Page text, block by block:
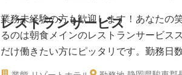
レストランサービス
業務未経験の方も歓迎します！あなたの
るのは朝食メインのレストランサービス
だけ働きたい方にピッタリです。勤務日
適したコンドミニアム型の客室でお客様